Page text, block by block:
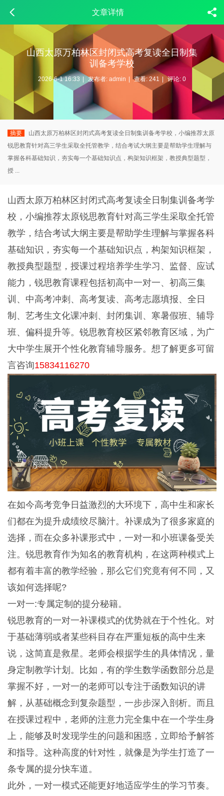
文章详情
山西太原万柏林区封闭式高考复读全日制集
训备考学校
2026-6-1 16:33 | 发布者: admin | 查看:241 | 评论: 0
摘要
山西太原万柏林区封闭式高考复读全日制集训备考学校，小编推荐太原
锐思教育针对高三学生采取全托管教学，结合考试大纲主要是帮助学生理解与
掌握各科基础知识，夯实每一个基础知识点，构架知识框架，教授典型题型，
授 ...
山西太原万柏林区封闭式高考复读全日制集训备考学
校，小编推荐太原锐思教育针对高三学生采取全托管
教学，结合考试大纲主要是帮助学生理解与掌握各科
基础知识，夯实每一个基础知识点，构架知识框架，
教授典型题型，授课过程培养学生学习、监督、应试
能力，锐思教育课程包括初高中一对一、初高三集
训、中高考冲刺、高考复读、高考志愿填报、全日
制、艺考生文化课冲刺、封闭集训、寒暑假班、辅导
班、偏科提升等。锐思教育校区紧邻教育区域，为广
大中学生展开个性化教育辅导服务。想了解更多可留
言咨询15834116270
在如今高考竞争日益激烈的大环境下，高中生和家长
们都在为提升成绩绞尽脑汁。补课成为了很多家庭的
选择，而在众多补课形式中，一对一和小班课备受关
注。锐思教育作为知名的教育机构，在这两种模式上
都有着丰富的教学经验，那么它们究竟有何不同，又
该如何选择呢?
一对一:专属定制的提分秘籍。
锐思教育的一对一补课模式的优势就在于个性化。对
于基础薄弱或者某些科目存在严重短板的高中生来
说，这简直是救星。老师会根据学生的具体情况，量
身定制教学计划。比如，有的学生数学函数部分总是
掌握不好，一对一的老师可以专注于函数知识的讲
解，从基础概念到复杂题型，一步步深入剖析。而且
在授课过程中，老师的注意力完全集中在一个学生身
上，能够及时发现学生的问题和困惑，立即给予解答
和指导。这种高度的针对性，就像是为学生打造了一
条专属的提分快车道。
此外，一对一模式还能更好地适应学生的学习节奏。